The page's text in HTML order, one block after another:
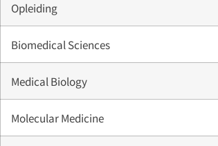
Opleiding
Biomedical Sciences
Medical Biology
Molecular Medicine